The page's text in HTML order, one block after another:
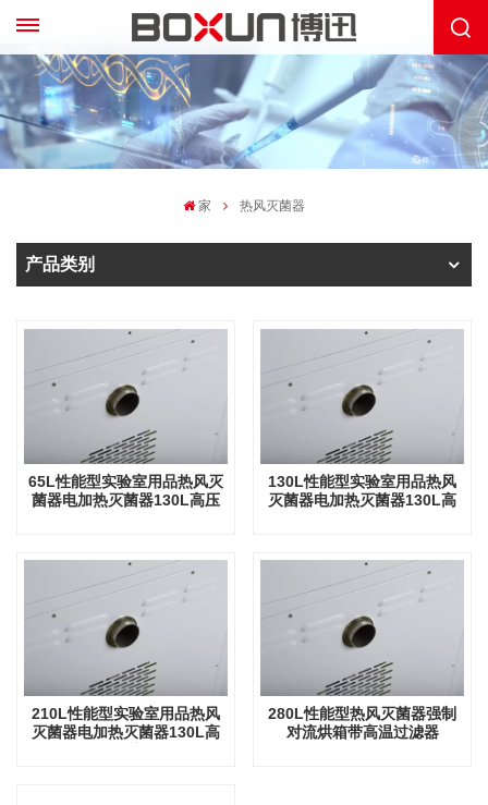
家 热风灭菌器
产品类别
65L性能型实验室用品热风灭
菌器电加热灭菌器130L高压
130L性能型实验室用品热风
灭菌器电加热灭菌器130L高
210L性能型实验室用品热风
灭菌器电加热灭菌器130L高
280L性能型热风灭菌器强制
对流烘箱带高温过滤器